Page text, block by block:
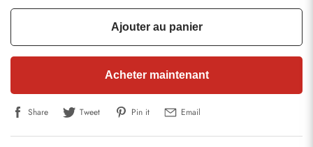
Ajouter au panier
Acheter maintenant
Share Tweet Pin it Email